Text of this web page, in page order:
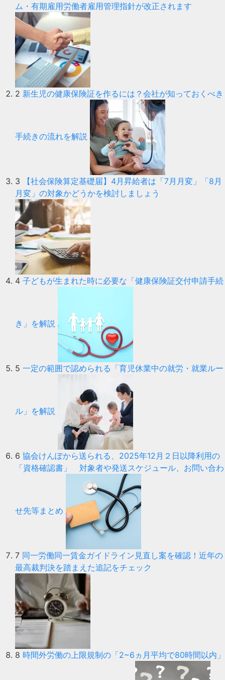
ム・有期雇用労働者雇用管理指針が改正されます
2 新生児の健康保険証を作るには？会社が知っておくべき
手続きの流れを解説
3
【社会保険算定基礎届】4月昇給者は「7月月変」「8月
月変」の対象かどうかを検討しましょう
4 子どもが生まれた時に必要な「健康保険証交付申請手続
き」を解説
5 一定の範囲で認められる「育児休業中の就労・就業ルー
ル」を解説
6 協会けんぽから送られる、2025年12月２日以降利用の
「資格確認書」 対象者や発送スケジュール、お問い合わ
せ先等まとめ
7 同一労働同一賃金ガイドライン見直し案を確認！近年の
最高裁判決を踏まえた追記をチェック
8 時間外労働の上限規制の「2~6ヵ月平均で80時間以内」